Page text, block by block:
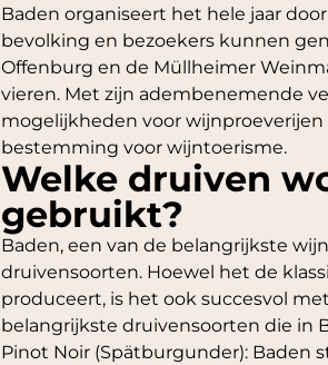
Baden organiseert het hele jaar
bevolking en bezoekers kunnen
Offenburg en de Müllheimer
vieren. Met zijn adembenemende
mogelijkheden voor
bestemming voor wijntoerisme.
Welke druiven
gebruikt?
Baden, een van de belangrijkste
druivensoorten. Hoewel het de
produceert, is het ook succesvol
belangrijkste druivensoorten die in
Pinot Noir (Spätburgunder): Baden